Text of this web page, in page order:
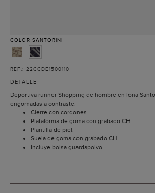
COLOR SANTORINI
REF.: 22CCDE1500110
DETALLE
Deportiva runner Shopping de hombre en lona
engomadas a contraste.
Cierre con cordones.
Plataforma de goma con grabado CH.
Plantilla de piel.
Suela de goma con grabado CH.
Incluye bolsa guardapolvo.